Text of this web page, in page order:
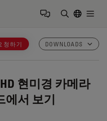
청하기 DOWNLOADS
HD 현미경 카메라
에서 보기